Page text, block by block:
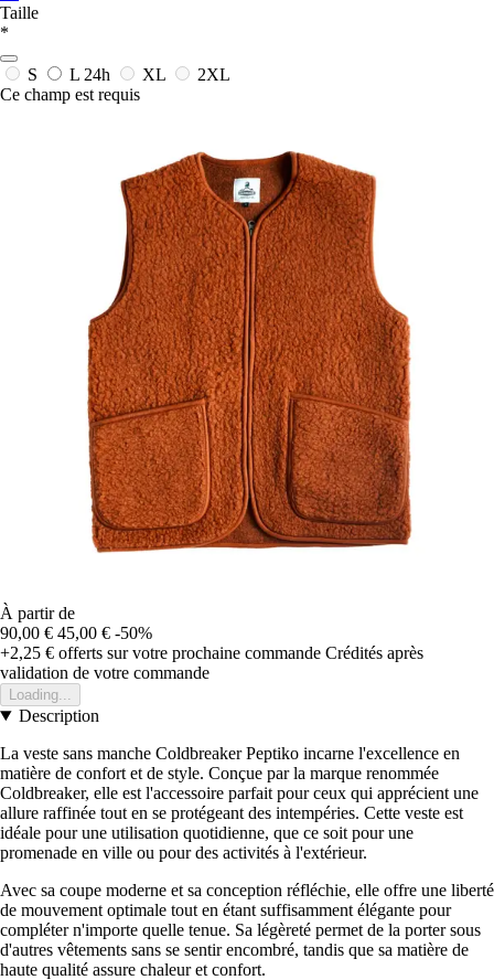
Taille
*
S L 24h XL
2XL
Ce champ est requis
À partir de
90,00 € 45,00 € -50%
+2,25 € offerts sur votre prochaine commande Crédités après
validation de votre commande
Loading...
Description
La veste sans manche Coldbreaker Peptiko incarne l'excellence en
matière de confort et de style. Conçue par la marque renommée
Coldbreaker, elle est l'accessoire parfait pour ceux qui apprécient une
allure raffinée tout en se protégeant des intempéries. Cette veste est
idéale pour une utilisation quotidienne, que ce soit pour une
promenade en ville ou pour des activités à l'extérieur.
Avec sa coupe moderne et sa conception réfléchie, elle offre une liberté
de mouvement optimale tout en étant suffisamment élégante pour
compléter n'importe quelle tenue. Sa légèreté permet de la porter sous
d'autres vêtements sans se sentir encombré, tandis que sa matière de
haute qualité assure chaleur et confort.